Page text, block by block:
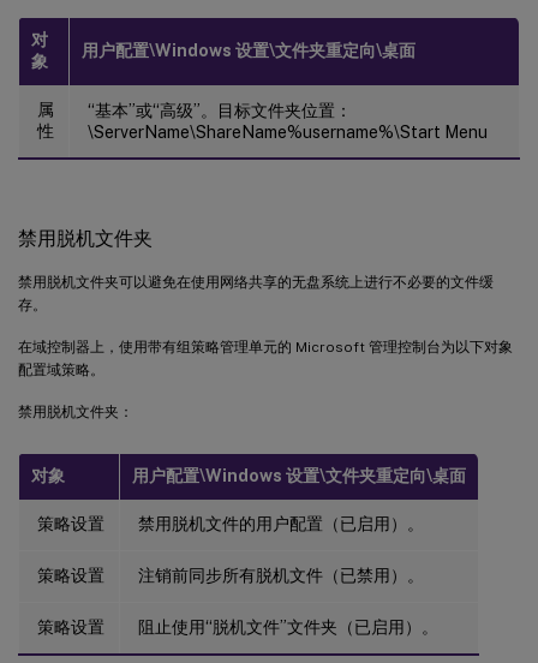
对
象
用户配置\Windows 设置\文件夹重定向\桌面
属
性
“基本”或“高级”。目标文件夹位置：
\ServerName\ShareName%username%\Start Menu
禁用脱机文件夹
禁用脱机文件夹可以避免在使用网络共享的无盘系统上进行不必要的文件缓
存。
在域控制器上，使用带有组策略管理单元的 Microsoft 管理控制台为以下对象
配置域策略。
禁用脱机文件夹：
对象 用户配置\Windows 设置\文件夹重定向\桌面
策略设置 禁用脱机文件的用户配置（已启用）。
策略设置 注销前同步所有脱机文件（已禁用）。
策略设置 阻止使用“脱机文件”文件夹（已启用）。